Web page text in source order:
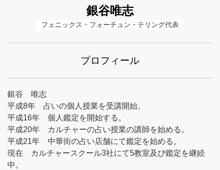
銀谷唯志
フェニックス・フォーチュン・テリング代表
プロフィール
銀谷 唯志
平成8年 占いの個人授業を受講開始。
平成16年 個人鑑定を開始する。
平成20年 カルチャーの占い授業の講師を始める。
平成21年 中華街の占い店舗にて鑑定を始める。
現在 カルチャースクール3社にて5教室及び鑑定を継続
中。